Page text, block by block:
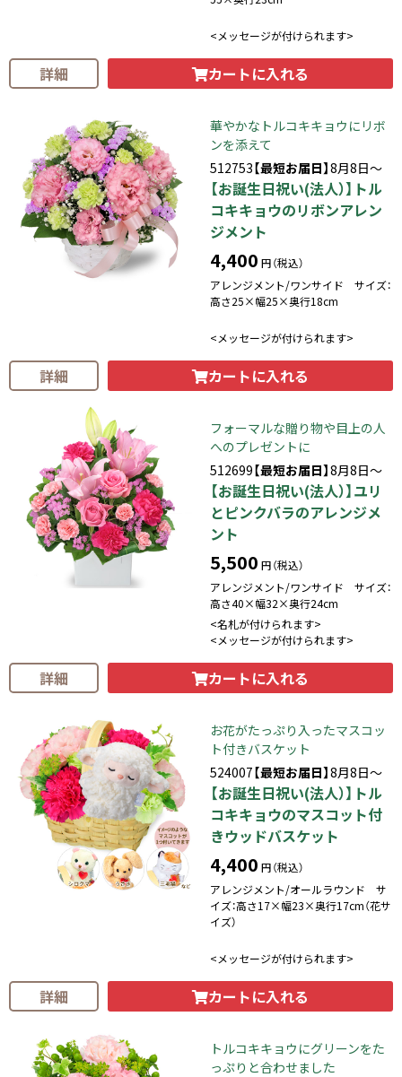
<メッセージが付けられます>
詳細 カートに入れる
華やかなトルコキキョウにリボ
ンを添えて
512753【最短お届日】8月8日～
【お誕生日祝い(法人）】トル
コキキョウのリボンアレン
ジメント
4,400 円（税込）
アレンジメント/ワンサイド サイズ：
高さ25×幅25×奥行18cm
<メッセージが付けられます>
詳細 カートに入れる
フォーマルな贈り物や目上の人
へのプレゼントに
512699【最短お届日】8月8日～
【お誕生日祝い(法人）】ユリ
とピンクバラのアレンジメ
ント
5,500 円（税込）
アレンジメント/ワンサイド サイズ：
高さ40×幅32×奥行24cm
<名札が付けられます>
<メッセージが付けられます>
詳細 カートに入れる
お花がたっぷり入ったマスコッ
ト付きバスケット
524007【最短お届日】8月8日～
【お誕生日祝い(法人）】トル
コキキョウのマスコット付
きウッドバスケット
4,400 円（税込）
アレンジメント/オールラウンド サ
イズ：高さ17×幅23×奥行17cm（花サ
イズ）
<メッセージが付けられます>
詳細 カートに入れる
トルコキキョウにグリーンをた
っぷりと合わせました